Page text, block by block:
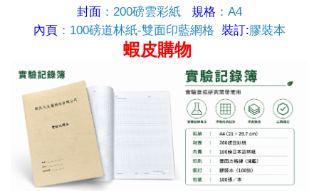
封面 ：200磅雲彩紙 規格 ：A4
內頁 ：100磅道林紙-雙面印藍網格 裝訂:膠裝本
蝦皮購物